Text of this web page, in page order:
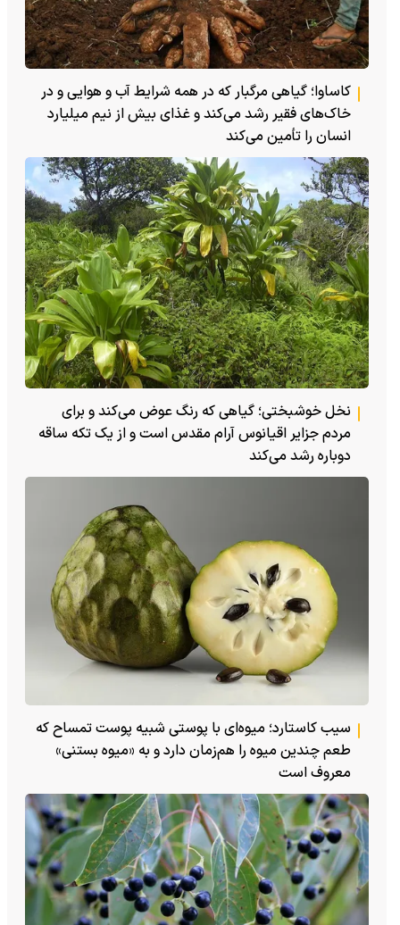
کاساوا؛ گیاهی مرگبار که در همه شرایط آب و هوایی و در
خاک‌های فقیر رشد می‌کند و غذای بیش از نیم میلیارد
انسان را تأمین می‌کند
نخل خوشبختی؛ گیاهی که رنگ عوض می‌کند و برای
مردم جزایر اقیانوس آرام مقدس است و از یک تکه ساقه
دوباره رشد می‌کند
سیب کاستارد؛ میوه‌ای با پوستی شبیه پوست تمساح که
طعم چندین میوه را هم‌زمان دارد و به «میوه بستنی»
معروف است